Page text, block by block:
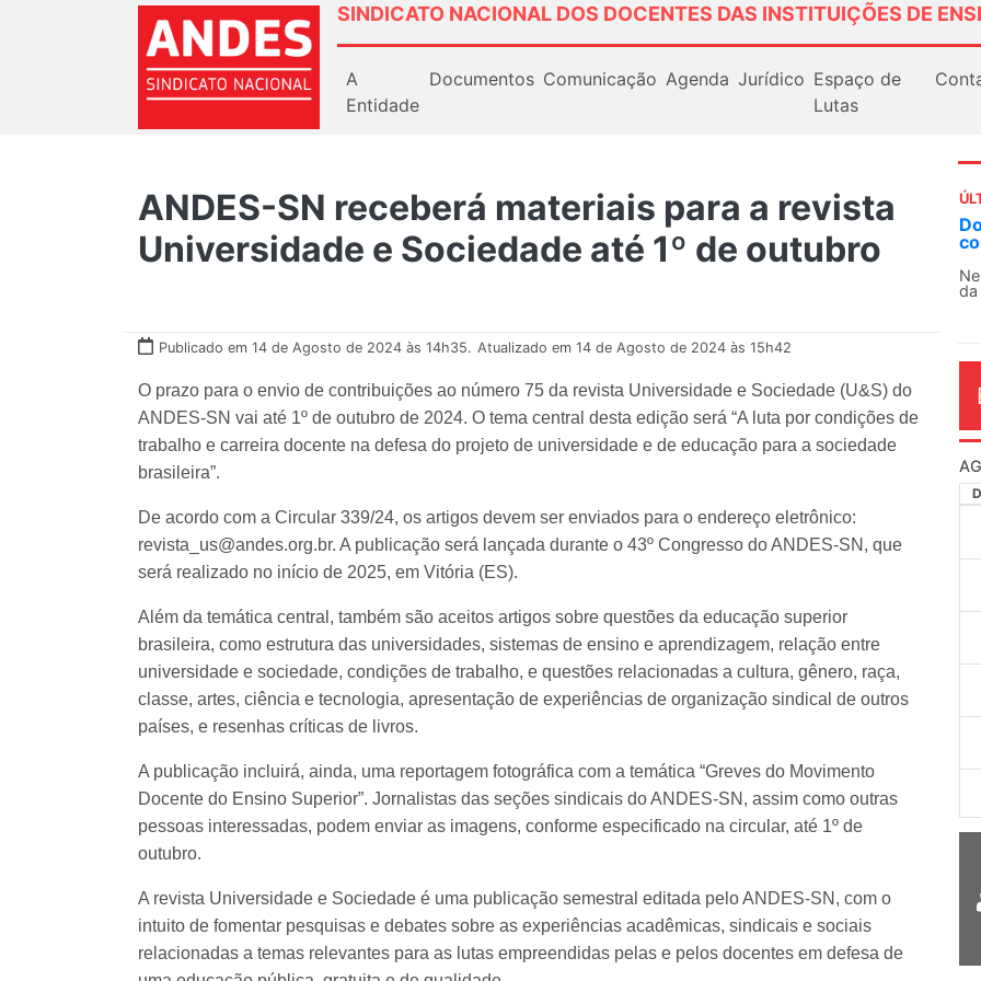
SINDICATO NACIONAL DOS DOCENTES DAS INSTITUIÇÕES DE
A
Entidade
Documentos Comunicação Agenda Jurídico Espaço de
Lutas
ANDES-SN receberá materiais para a revista
Universidade e Sociedade até 1º de outubro
Publicado em 14 de Agosto de 2024 às 14h35. Atualizado em 14 de Agosto de 2024 às 15h42
O prazo para o envio de contribuições ao número 75 da revista Universidade e Sociedade (U&S) do
ANDES-SN vai até 1º de outubro de 2024. O tema central desta edição será “A luta por condições de
trabalho e carreira docente na defesa do projeto de universidade e de educação para a sociedade
brasileira”.
De acordo com a Circular 339/24, os artigos devem ser enviados para o endereço eletrônico:
revista_us@andes.org.br. A publicação será lançada durante o 43º Congresso do ANDES-SN, que
será realizado no início de 2025, em Vitória (ES).
Além da temática central, também são aceitos artigos sobre questões da educação superior
brasileira, como estrutura das universidades, sistemas de ensino e aprendizagem, relação entre
universidade e sociedade, condições de trabalho, e questões relacionadas a cultura, gênero, raça,
classe, artes, ciência e tecnologia, apresentação de experiências de organização sindical de outros
países, e resenhas críticas de livros.
A publicação incluirá, ainda, uma reportagem fotográfica com a temática “Greves do Movimento
Docente do Ensino Superior”. Jornalistas das seções sindicais do ANDES-SN, assim como outras
pessoas interessadas, podem enviar as imagens, conforme especificado na circular, até 1º de
outubro.
A revista Universidade e Sociedade é uma publicação semestral editada pelo ANDES-SN, com o
intuito de fomentar pesquisas e debates sobre as experiências acadêmicas, sindicais e sociais
relacionadas a temas relevantes para as lutas empreendidas pelas e pelos docentes em defesa de
Docentes paralisam novamente as
contra as políticas de Milei na
Nessa segunda-feira (3), sindicatos de
da educação superior e básica da